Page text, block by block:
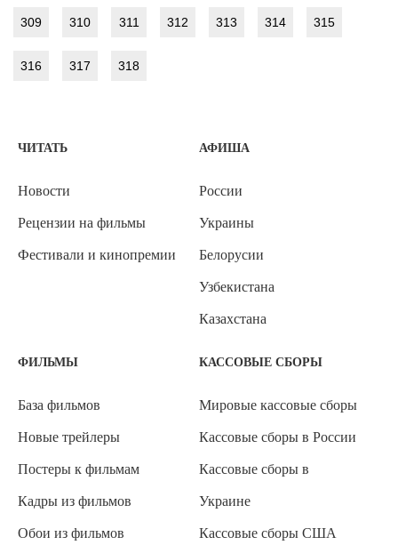
309 310 311 312 313 314 315
316 317 318
ЧИТАТЬ
Новости
Рецензии на фильмы
Фестивали и кинопремии
АФИША
России
Украины
Белорусии
Узбекистана
Казахстана
ФИЛЬМЫ
База фильмов
Новые трейлеры
Постеры к фильмам
Кадры из фильмов
Обои из фильмов
КАССОВЫЕ СБОРЫ
Мировые кассовые сборы
Кассовые сборы в России
Кассовые сборы в
Украине
Кассовые сборы США